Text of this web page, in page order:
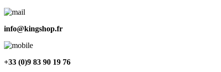
info@kingshop.fr
+33 (0)9 83 90 19 76